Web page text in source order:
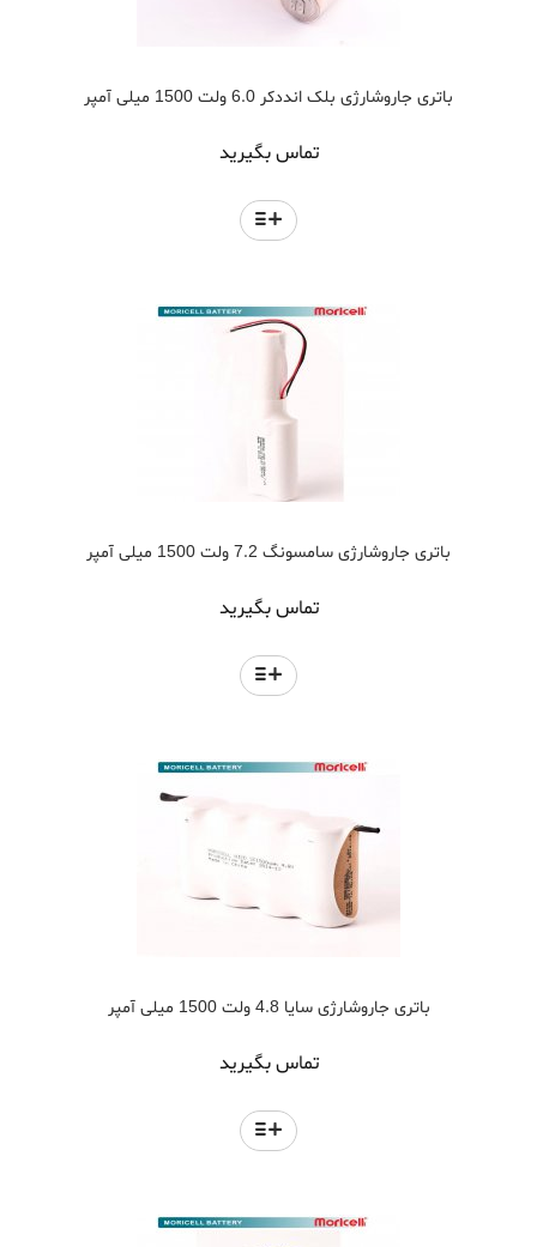
باتری جاروشارژی بلک انددکر 6.0 ولت 1500 میلی آمپر
تماس بگیرید
باتری جاروشارژی سامسونگ 7.2 ولت 1500 میلی آمپر
تماس بگیرید
باتری جاروشارژی سایا 4.8 ولت 1500 میلی آمپر
تماس بگیرید